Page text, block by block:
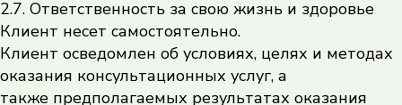
2.7. Ответственность за свою жизнь и здоровье
Клиент несет самостоятельно.
Клиент осведомлен об условиях, целях и методах
оказания консультационных услуг, а
также предполагаемых результатах оказания